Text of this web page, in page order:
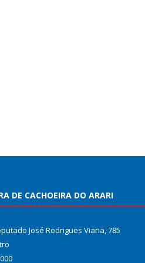
DE CACHOEIRA DO ARARI
José Rodrigues Viana, 785